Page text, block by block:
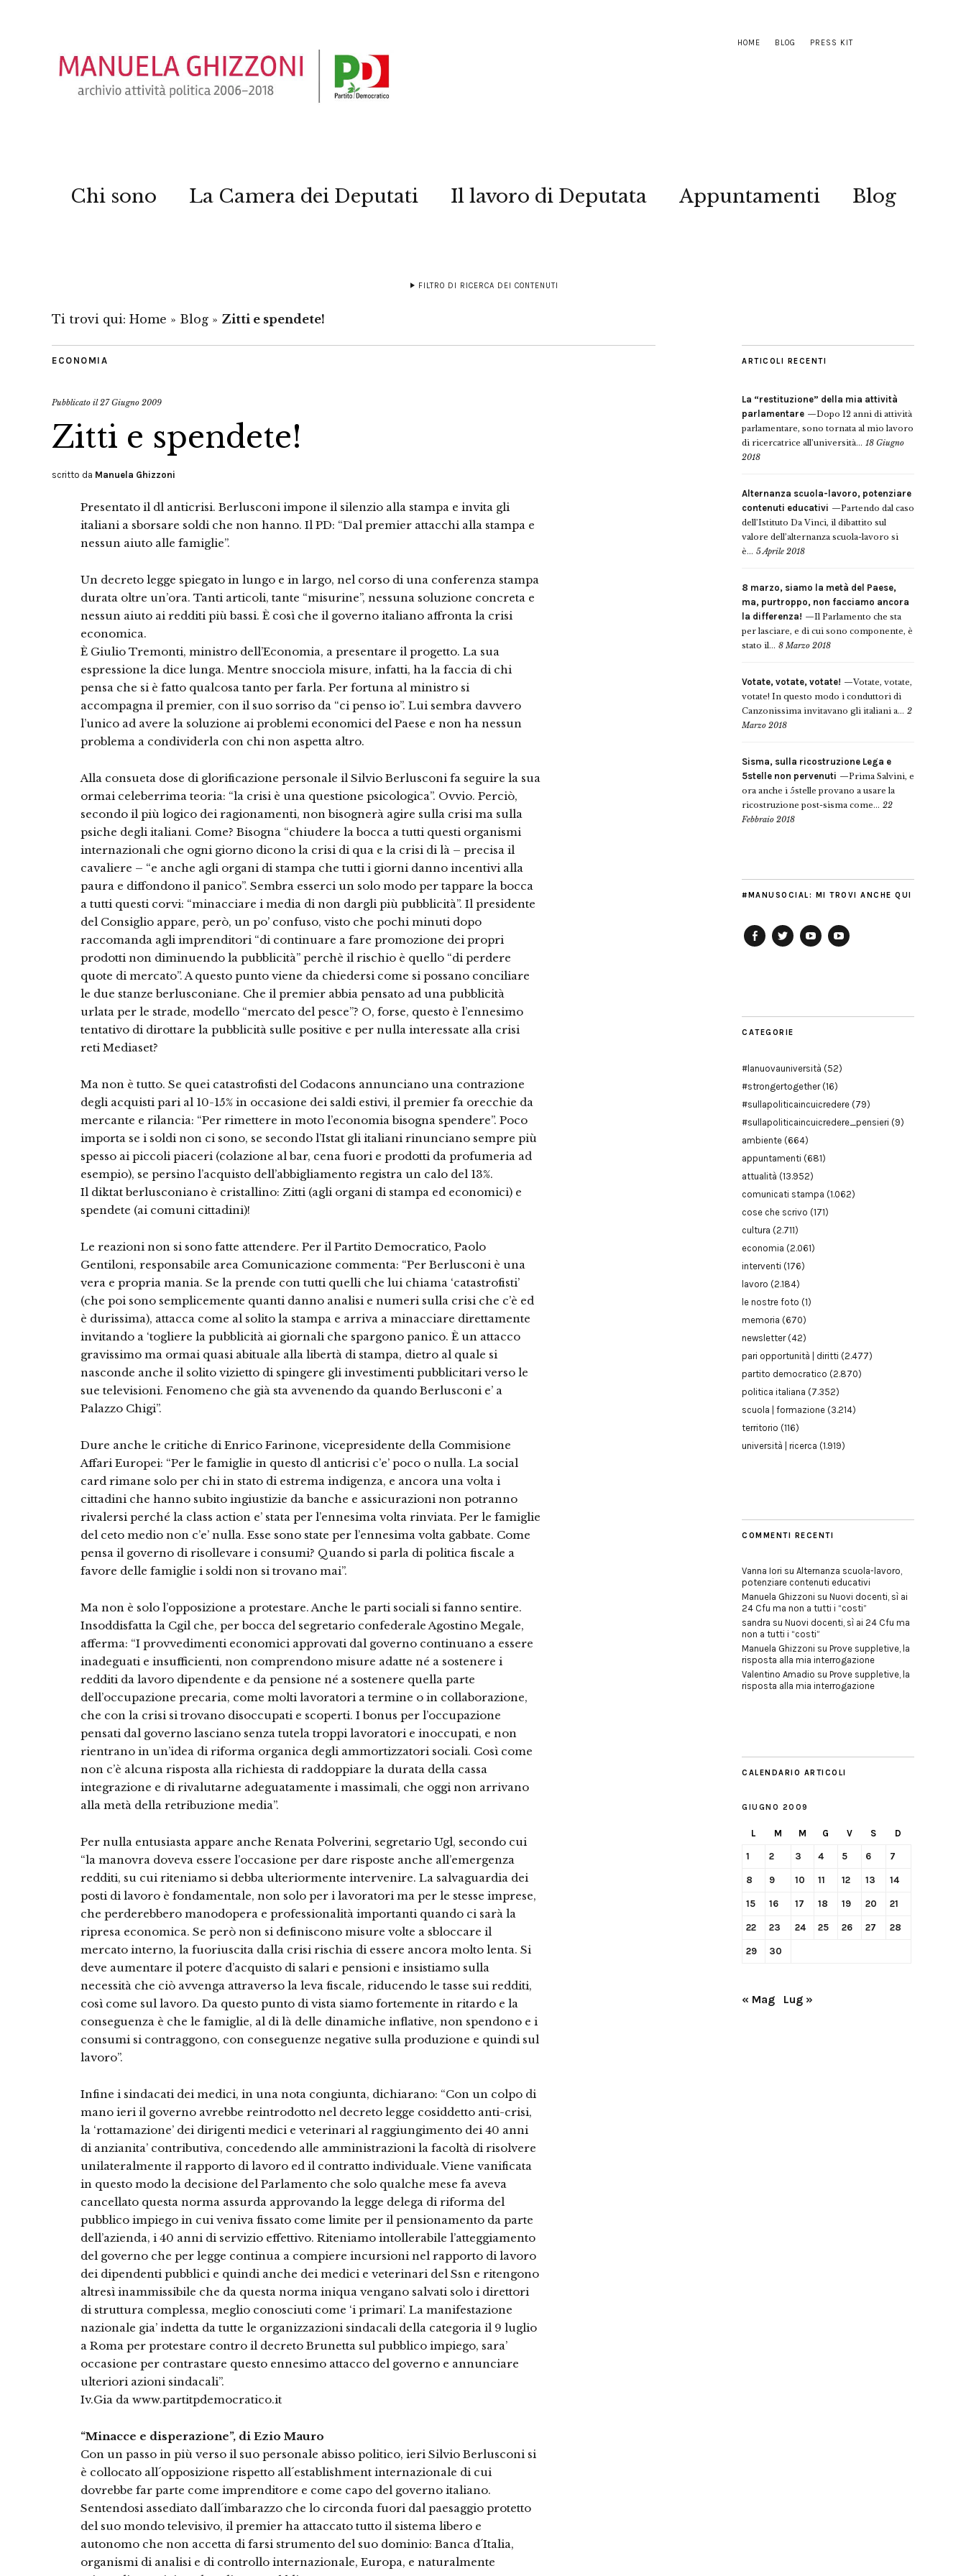
HOME BLOG PRESS KIT
Chi sono La Camera dei Deputati Il lavoro di Deputata Appuntamenti Blog
FILTRO DI RICERCA DEI CONTENUTI
Ti trovi qui: Home » Blog » Zitti e spendete!
ECONOMIA
Pubblicato il27 Giugno 2009
Zitti e spendete!
scritto da Manuela Ghizzoni
Presentato il dl anticrisi. Berlusconi impone il silenzio alla stampa e invita gli
italiani a sborsare soldi che non hanno. Il PD: “Dal premier attacchi alla stampa e
nessun aiuto alle famiglie”.
Un decreto legge spiegato in lungo e in largo, nel corso di una conferenza stampa
durata oltre un’ora. Tanti articoli, tante “misurine”, nessuna soluzione concreta e
nessun aiuto ai redditi più bassi. È così che il governo italiano affronta la crisi
economica.
È Giulio Tremonti, ministro dell’Economia, a presentare il progetto. La sua
espressione la dice lunga. Mentre snocciola misure, infatti, ha la faccia di chi
pensa che si è fatto qualcosa tanto per farla. Per fortuna al ministro si
accompagna il premier, con il suo sorriso da “ci penso io”. Lui sembra davvero
l’unico ad avere la soluzione ai problemi economici del Paese e non ha nessun
problema a condividerla con chi non aspetta altro.
Alla consueta dose di glorificazione personale il Silvio Berlusconi fa seguire la sua
ormai celeberrima teoria: “la crisi è una questione psicologica”. Ovvio. Perciò,
secondo il più logico dei ragionamenti, non bisognerà agire sulla crisi ma sulla
psiche degli italiani. Come? Bisogna “chiudere la bocca a tutti questi organismi
internazionali che ogni giorno dicono la crisi di qua e la crisi di là – precisa il
cavaliere – “e anche agli organi di stampa che tutti i giorni danno incentivi alla
paura e diffondono il panico”. Sembra esserci un solo modo per tappare la bocca
a tutti questi corvi: “minacciare i media di non dargli più pubblicità”. Il presidente
del Consiglio appare, però, un po’ confuso, visto che pochi minuti dopo
raccomanda agli imprenditori “di continuare a fare promozione dei propri
prodotti non diminuendo la pubblicità” perchè il rischio è quello “di perdere
quote di mercato”. A questo punto viene da chiedersi come si possano conciliare
le due stanze berlusconiane. Che il premier abbia pensato ad una pubblicità
urlata per le strade, modello “mercato del pesce”? O, forse, questo è l’ennesimo
tentativo di dirottare la pubblicità sulle positive e per nulla interessate alla crisi
reti Mediaset?
Ma non è tutto. Se quei catastrofisti del Codacons annunciano una contrazione
degli acquisti pari al 10-15% in occasione dei saldi estivi, il premier fa orecchie da
mercante e rilancia: “Per rimettere in moto l’economia bisogna spendere”. Poco
importa se i soldi non ci sono, se secondo l’Istat gli italiani rinunciano sempre più
spesso ai piccoli piaceri (colazione al bar, cena fuori e prodotti da profumeria ad
esempio), se persino l’acquisto dell’abbigliamento registra un calo del 13%.
Il diktat berlusconiano è cristallino: Zitti (agli organi di stampa ed economici) e
spendete (ai comuni cittadini)!
Le reazioni non si sono fatte attendere. Per il Partito Democratico, Paolo
Gentiloni, responsabile area Comunicazione commenta: “Per Berlusconi è una
vera e propria mania. Se la prende con tutti quelli che lui chiama ‘catastrofisti’
(che poi sono semplicemente quanti danno analisi e numeri sulla crisi che c’è ed
è durissima), attacca come al solito la stampa e arriva a minacciare direttamente
invitando a ‘togliere la pubblicità ai giornali che spargono panico. È un attacco
gravissimo ma ormai quasi abituale alla libertà di stampa, dietro al quale si
nasconde anche il solito vizietto di spingere gli investimenti pubblicitari verso le
sue televisioni. Fenomeno che già sta avvenendo da quando Berlusconi e’ a
Palazzo Chigi”.
Dure anche le critiche di Enrico Farinone, vicepresidente della Commisione
Affari Europei: “Per le famiglie in questo dl anticrisi c’e’ poco o nulla. La social
card rimane solo per chi in stato di estrema indigenza, e ancora una volta i
cittadini che hanno subito ingiustizie da banche e assicurazioni non potranno
rivalersi perché la class action e’ stata per l’ennesima volta rinviata. Per le famiglie
del ceto medio non c’e’ nulla. Esse sono state per l’ennesima volta gabbate. Come
pensa il governo di risollevare i consumi? Quando si parla di politica fiscale a
favore delle famiglie i soldi non si trovano mai”.
Ma non è solo l’opposizione a protestare. Anche le parti sociali si fanno sentire.
Insoddisfatta la Cgil che, per bocca del segretario confederale Agostino Megale,
afferma: “I provvedimenti economici approvati dal governo continuano a essere
inadeguati e insufficienti, non comprendono misure adatte né a sostenere i
redditi da lavoro dipendente e da pensione né a sostenere quella parte
dell’occupazione precaria, come molti lavoratori a termine o in collaborazione,
che con la crisi si trovano disoccupati e scoperti. I bonus per l’occupazione
pensati dal governo lasciano senza tutela troppi lavoratori e inoccupati, e non
rientrano in un’idea di riforma organica degli ammortizzatori sociali. Così come
non c’è alcuna risposta alla richiesta di raddoppiare la durata della cassa
integrazione e di rivalutarne adeguatamente i massimali, che oggi non arrivano
alla metà della retribuzione media”.
Per nulla entusiasta appare anche Renata Polverini, segretario Ugl, secondo cui
“la manovra doveva essere l’occasione per dare risposte anche all’emergenza
redditi, su cui riteniamo si debba ulteriormente intervenire. La salvaguardia dei
posti di lavoro è fondamentale, non solo per i lavoratori ma per le stesse imprese,
che perderebbero manodopera e professionalità importanti quando ci sarà la
ripresa economica. Se però non si definiscono misure volte a sbloccare il
mercato interno, la fuoriuscita dalla crisi rischia di essere ancora molto lenta. Si
deve aumentare il potere d’acquisto di salari e pensioni e insistiamo sulla
necessità che ciò avvenga attraverso la leva fiscale, riducendo le tasse sui redditi,
così come sul lavoro. Da questo punto di vista siamo fortemente in ritardo e la
conseguenza è che le famiglie, al di là delle dinamiche inflative, non spendono e i
consumi si contraggono, con conseguenze negative sulla produzione e quindi sul
lavoro”.
Infine i sindacati dei medici, in una nota congiunta, dichiarano: “Con un colpo di
mano ieri il governo avrebbe reintrodotto nel decreto legge cosiddetto anti-crisi,
la ‘rottamazione’ dei dirigenti medici e veterinari al raggiungimento dei 40 anni
di anzianita’ contributiva, concedendo alle amministrazioni la facoltà di risolvere
unilateralmente il rapporto di lavoro ed il contratto individuale. Viene vanificata
in questo modo la decisione del Parlamento che solo qualche mese fa aveva
cancellato questa norma assurda approvando la legge delega di riforma del
pubblico impiego in cui veniva fissato come limite per il pensionamento da parte
dell’azienda, i 40 anni di servizio effettivo. Riteniamo intollerabile l’atteggiamento
del governo che per legge continua a compiere incursioni nel rapporto di lavoro
dei dipendenti pubblici e quindi anche dei medici e veterinari del Ssn e ritengono
altresì inammissibile che da questa norma iniqua vengano salvati solo i direttori
di struttura complessa, meglio conosciuti come ‘i primari’. La manifestazione
nazionale gia’ indetta da tutte le organizzazioni sindacali della categoria il 9 luglio
a Roma per protestare contro il decreto Brunetta sul pubblico impiego, sara’
occasione per contrastare questo ennesimo attacco del governo e annunciare
ulteriori azioni sindacali”.
Iv.Gia da www.partitpdemocratico.it
“Minacce e disperazione”, di Ezio Mauro
Con un passo in più verso il suo personale abisso politico, ieri Silvio Berlusconi si
è collocato all´opposizione rispetto all´establishment internazionale di cui
dovrebbe far parte come imprenditore e come capo del governo italiano.
Sentendosi assediato dall´imbarazzo che lo circonda fuori dal paesaggio protetto
del suo mondo televisivo, il premier ha attaccato tutto il sistema libero e
autonomo che non accetta di farsi strumento del suo dominio: Banca d´Italia,
organismi di analisi e di controllo internazionale, Europa, e naturalmente
ARTICOLI RECENTI
La “restituzione” della mia attività
parlamentare
Dopo 12 anni di attività
parlamentare, sono tornata al mio lavoro
di ricercatrice all’università... 18 Giugno
2018
Alternanza scuola-lavoro, potenziare
contenuti educativi
Partendo dal caso
dell’Istituto Da Vinci, il dibattito sul
valore dell’alternanza scuola-lavoro si
è... 5 Aprile 2018
8 marzo, siamo la metà del Paese,
ma, purtroppo, non facciamo ancora
la differenza!
Il Parlamento che sta
per lasciare, e di cui sono componente, è
stato il... 8 Marzo 2018
Votate, votate, votate!
Votate, votate,
votate! In questo modo i conduttori di
Canzonissima invitavano gli italiani a... 2
Marzo 2018
Sisma, sulla ricostruzione Lega e
5stelle non pervenuti
Prima Salvini, e
ora anche i 5stelle provano a usare la
ricostruzione post-sisma come... 22
Febbraio 2018
#MANUSOCIAL: MI TROVI ANCHE QUI
CATEGORIE
#lanuovauniversità (52)
#strongertogether(16)
#sullapoliticaincuicredere (79)
#sullapoliticaincuicredere_pensieri (9)
ambiente (664)
appuntamenti (681)
attualità (13.952)
comunicati stampa (1.062)
cose che scrivo (171)
cultura (2.711)
economia (2.061)
interventi (176)
lavoro (2.184)
le nostre foto (1)
memoria (670)
newsletter(42)
pari opportunità | diritti (2.477)
partito democratico (2.870)
politica italiana (7.352)
scuola | formazione (3.214)
territorio (116)
università | ricerca (1.919)
COMMENTI RECENTI
Vanna Iori su Alternanza scuola-lavoro,
potenziare contenuti educativi
Manuela Ghizzoni su Nuovi docenti, sì ai
24 Cfu ma non a tutti i “costi”
sandra su Nuovi docenti, sì ai 24 Cfu ma
non a tutti i “costi”
Manuela Ghizzoni su Prove suppletive, la
risposta alla mia interrogazione
Valentino Amadio su Prove suppletive, la
risposta alla mia interrogazione
CALENDARIO ARTICOLI
GIUGNO 2009
L M M G V S D
1 2 3 4 5 6 7
8 9 10 11 12 13 14
15 16 17 18 19 20 21
22 23 24 25 26 27 28
29 30
« Mag Lug »